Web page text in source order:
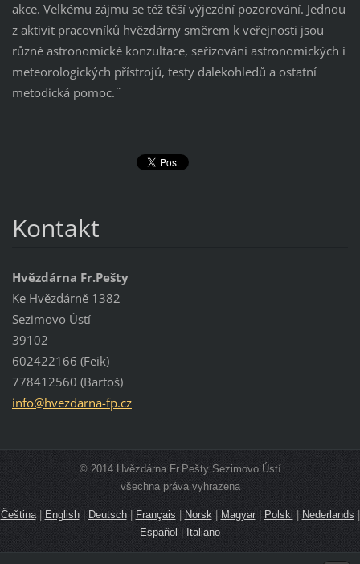
akce. Velkému zájmu se též těší výjezdní pozorování. Jednou
z aktivit pracovníků hvězdárny směrem k veřejnosti jsou
různé astronomické konzultace, seřizování astronomických i
meteorologických přístrojů, testy dalekohledů a ostatní
metodická pomoc.¨
Kontakt
Hvězdárna Fr.Pešty
Ke Hvězdárně 1382
Sezimovo Ústí
39102
602422166 (Feik)
778412560 (Bartoš)
info@hvezdarna-fp.cz
© 2014 Hvězdárna Fr.Pešty Sezimovo Ústí
všechna práva vyhrazena
Čeština| English|Deutsch|Français | Norsk| Magyar| Polski | Nederlands |
Español | Italiano